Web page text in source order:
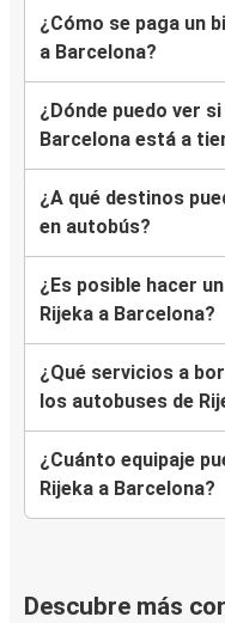
¿Cómo se paga un
a Barcelona?
¿Dónde puedo ver
Barcelona está a
¿A qué destinos
en autobús?
¿Es posible hacer
Rijeka a Barcelona?
¿Qué servicios a
los autobuses de
¿Cuánto equipaje
Rijeka a Barcelona?
Descubre más